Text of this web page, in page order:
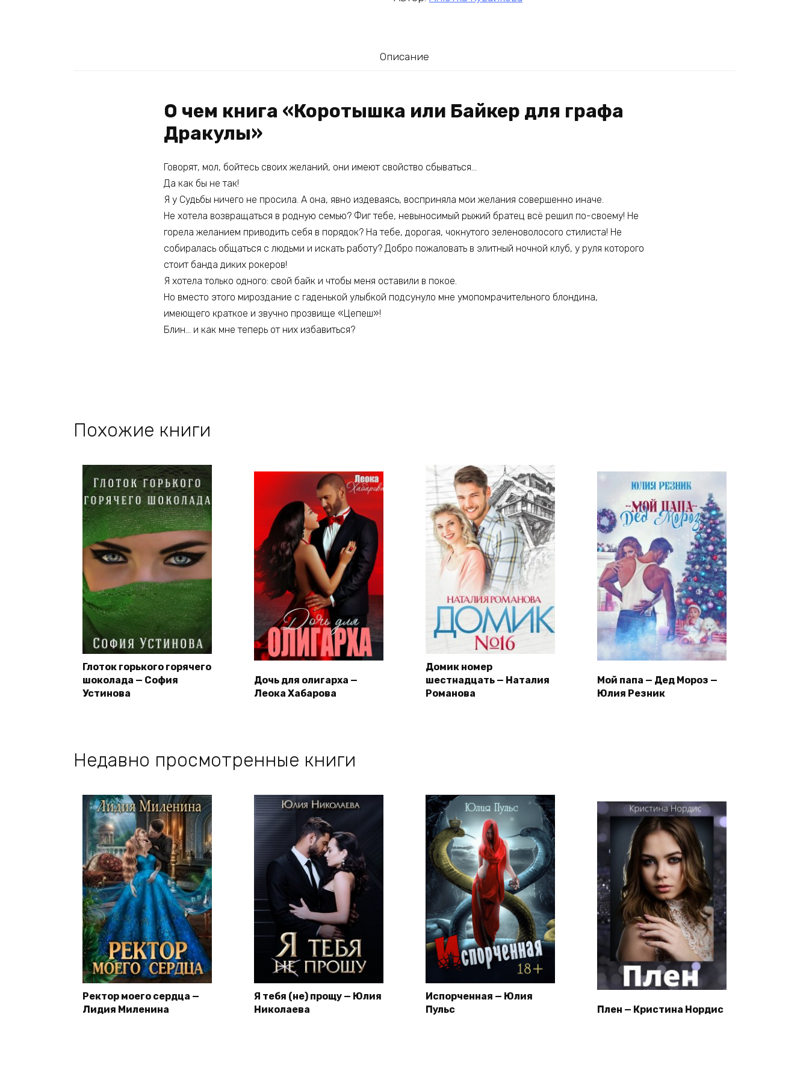
Описание
О чем книга «Коротышка или Байкер для графа
Дракулы»
Говорят, мол, бойтесь своих желаний, они имеют свойство сбываться…
Да как бы не так!
Я у Судьбы ничего не просила. А она, явно издеваясь, восприняла мои желания совершенно иначе.
Не хотела возвращаться в родную семью? Фиг тебе, невыносимый рыжий братец всё решил по-своему! Не
горела желанием приводить себя в порядок? На тебе, дорогая, чокнутого зеленоволосого стилиста! Не
собиралась общаться с людьми и искать работу? Добро пожаловать в элитный ночной клуб, у руля которого
стоит банда диких рокеров!
Я хотела только одного: свой байк и чтобы меня оставили в покое.
Но вместо этого мироздание с гаденькой улыбкой подсунуло мне умопомрачительного блондина,
имеющего краткое и звучно прозвище «Цепеш»!
Блин… и как мне теперь от них избавиться?
Похожие книги
Глоток горького горячего
шоколада — София
Устинова
Дочь для олигарха —
Леока Хабарова
Домик номер
шестнадцать — Наталия
Романова
Мой папа — Дед Мороз —
Юлия Резник
Недавно просмотренные книги
Ректор моего сердца —
Лидия Миленина
Я тебя (не) прощу — Юлия
Николаева
Испорченная — Юлия
Пульс
Плен — Кристина Нордис